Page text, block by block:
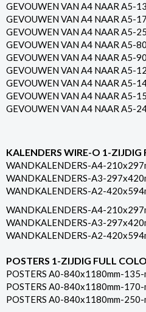
GEVOUWEN VAN A4 NAAR A5-
GEVOUWEN VAN A4 NAAR A5-
GEVOUWEN VAN A4 NAAR A5-
GEVOUWEN VAN A4 NAAR A5-
GEVOUWEN VAN A4 NAAR A5-
GEVOUWEN VAN A4 NAAR A5-
GEVOUWEN VAN A4 NAAR A5-
GEVOUWEN VAN A4 NAAR A5-
GEVOUWEN VAN A4 NAAR A5-
KALENDERS WIRE-O 1-ZIJDIG
WANDKALENDERS-A4-
WANDKALENDERS-A3-
WANDKALENDERS-A2-
WANDKALENDERS-A4-
WANDKALENDERS-A3-
WANDKALENDERS-A2-
POSTERS 1-ZIJDIG FULL
POSTERS A0-840x1180mm-135-
POSTERS A0-840x1180mm-170-
POSTERS A0-840x1180mm-250-